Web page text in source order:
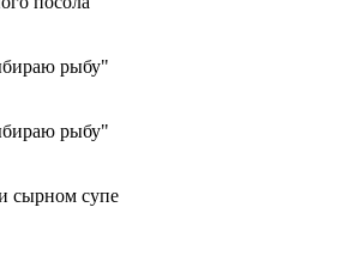
рыбу"
рыбу"
сырном супе